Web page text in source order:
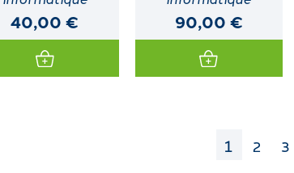
40,00 € 90,00 €
1 2 3